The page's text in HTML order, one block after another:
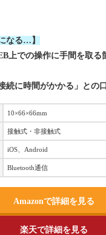
なる…】
上での操作に手間を取る
続に時間がかかる」との
10×66×66mm
接触式・非接触式
iOS、Android
Bluetooth通信
Amazonで詳細を見る
楽天で詳細を見る